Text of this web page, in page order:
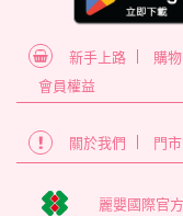
新手上路 購
會員權益
關於我們 門
麗嬰國際官